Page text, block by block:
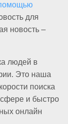
для
новость –
людей в
Это наша
поиска
и быстро
онлайн